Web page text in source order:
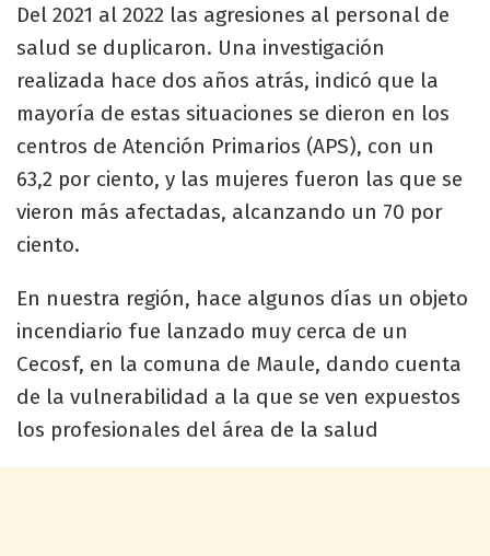
Del 2021 al 2022 las agresiones al personal de
salud se duplicaron. Una investigación
realizada hace dos años atrás, indicó que la
mayoría de estas situaciones se dieron en los
centros de Atención Primarios (APS), con un
63,2 por ciento, y las mujeres fueron las que se
vieron más afectadas, alcanzando un 70 por
ciento.
En nuestra región, hace algunos días un objeto
incendiario fue lanzado muy cerca de un
Cecosf, en la comuna de Maule, dando cuenta
de la vulnerabilidad a la que se ven expuestos
los profesionales del área de la salud